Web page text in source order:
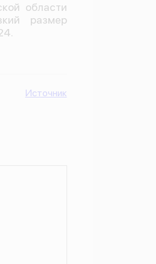
области
размер
Источник